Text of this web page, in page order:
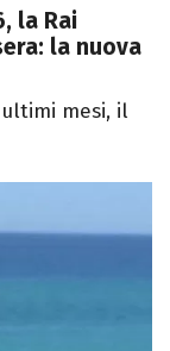
la Rai
la nuova
mesi, il